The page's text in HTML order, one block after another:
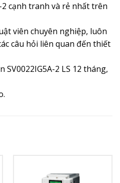
2 cạnh tranh và rẻ nhất trên
viên chuyên nghiệp, luôn
câu hỏi liên quan đến thiết
SV0022IG5A-2 LS 12 tháng,